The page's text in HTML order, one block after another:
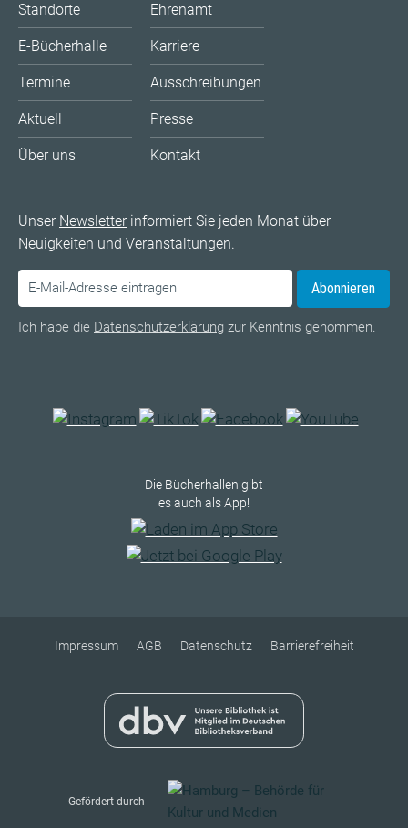
Standorte
E-Bücherhalle
Termine
Aktuell
Über uns
Ehrenamt
Karriere
Ausschreibungen
Presse
Kontakt
Unser Newsletterinformiert Sie jeden Monat über
Neuigkeiten und Veranstaltungen.
Abonnieren
Ich habe die Datenschutzerklärung zur Kenntnis genommen.
Die Bücherhallen gibt
es auch als App!
Impressum AGB Datenschutz Barrierefreiheit
Gefördert durch